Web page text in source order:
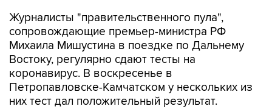
Журналисты "правительственного пула",
сопровождающие премьер-министра РФ
Михаила Мишустина в поездке по Дальнему
Востоку, регулярно сдают тесты на
коронавирус. В воскресенье в
Петропавловске-Камчатском у нескольких из
них тест дал положительный результат.